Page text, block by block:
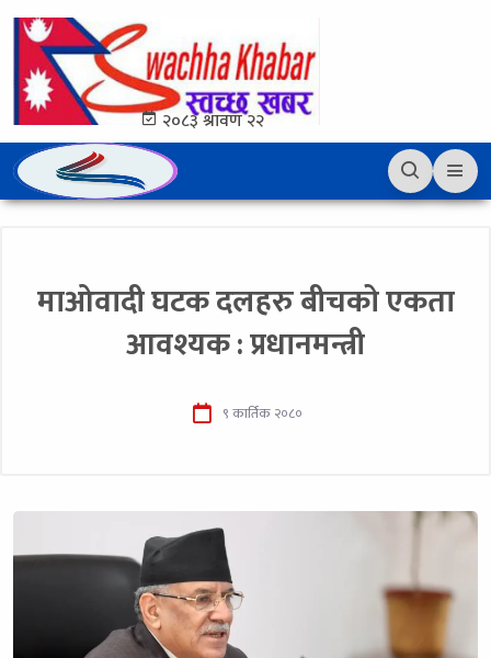
२०८३ श्रावण २२
माओवादी घटक दलहरु बीचको एकता
आवश्यक : प्रधानमन्त्री
९ कार्तिक २०८०